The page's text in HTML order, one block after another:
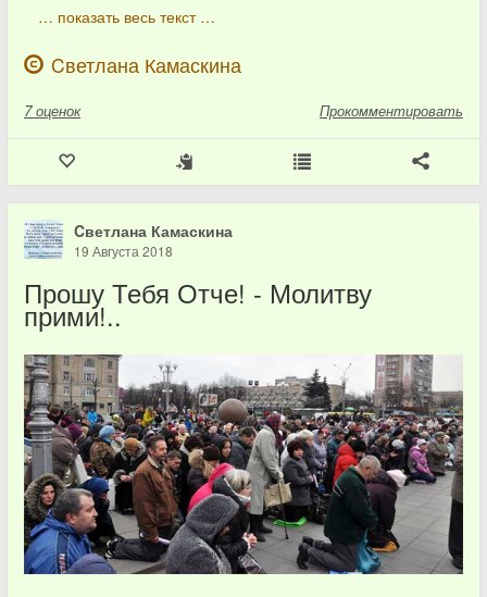
… показать весь текст …
Cветлана Камаскина
7 оценок Прокомментировать
Cветлана Камаскина
19 Августа 2018
Прошу Тебя Отче! - Молитву
прими!..